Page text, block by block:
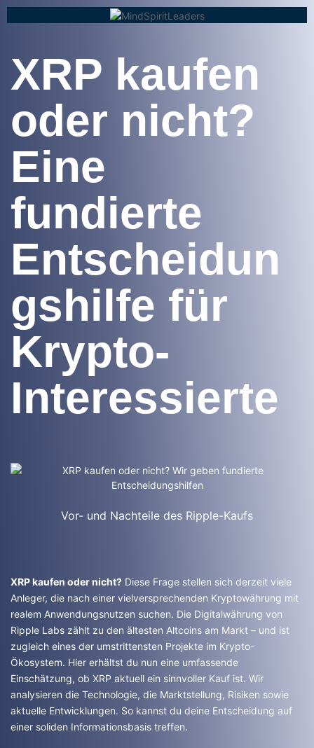
XRP kaufen
oder nicht?
Eine
fundierte
Entscheidun
gshilfe für
Krypto-
Interessierte
Vor- und Nachteile des Ripple-Kaufs
XRP kaufen oder nicht? Diese Frage stellen sich derzeit viele
Anleger, die nach einer vielversprechenden Kryptowährung mit
realem Anwendungsnutzen suchen. Die Digitalwährung von
Ripple Labs zählt zu den ältesten Altcoins am Markt – und ist
zugleich eines der umstrittensten Projekte im Krypto-
Ökosystem. Hier erhältst du nun eine umfassende
Einschätzung, ob XRP aktuell ein sinnvoller Kauf ist. Wir
analysieren die Technologie, die Marktstellung, Risiken sowie
aktuelle Entwicklungen. So kannst du deine Entscheidung auf
einer soliden Informationsbasis treffen.